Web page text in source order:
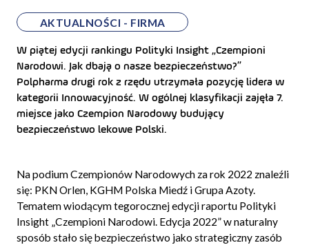
AKTUALNOŚCI - FIRMA
W piątej edycji rankingu Polityki Insight „Czempioni
Narodowi. Jak dbają o nasze bezpieczeństwo?”
Polpharma drugi rok z rzędu utrzymała pozycję lidera w
kategorii Innowacyjność. W ogólnej klasyfikacji zajęła 7.
miejsce jako Czempion Narodowy budujący
bezpieczeństwo lekowe Polski.
Na podium Czempionów Narodowych za rok 2022 znaleźli
się: PKN Orlen, KGHM Polska Miedź i Grupa Azoty.
Tematem wiodącym tegorocznej edycji raportu Polityki
Insight „Czempioni Narodowi. Edycja 2022” w naturalny
sposób stało się bezpieczeństwo jako strategiczny zasób